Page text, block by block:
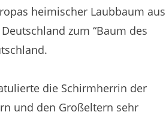
heimischer Laubbaum aus
zum “Baum des
die Schirmherrin der
und den Großeltern sehr